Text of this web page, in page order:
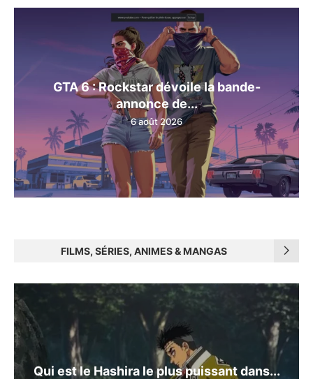
GTA 6 : Rockstar dévoile la bande-
annonce de...
6 août 2026
FILMS, SÉRIES, ANIMES & MANGAS
Qui est le Hashira le plus puissant dans...